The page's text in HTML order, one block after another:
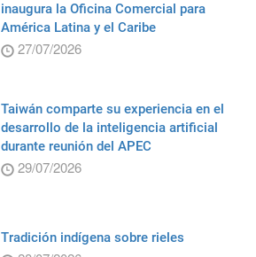
inaugura la Oficina Comercial para
América Latina y el Caribe
27/07/2026
Taiwán comparte su experiencia en el
desarrollo de la inteligencia artificial
durante reunión del APEC
29/07/2026
Tradición indígena sobre rieles